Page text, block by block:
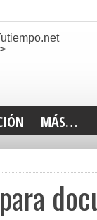
MÁS…
INTERIOR
DEPORTES
ELECCIONES
LEGISLATIVO